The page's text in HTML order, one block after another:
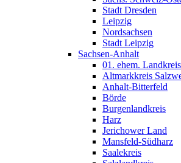
Stadt Dresden
Leipzig
Nordsachsen
Stadt Leipzig
Sachsen-Anhalt
01. ehem.
Altmarkkreis
Anhalt-Bitterfeld
Börde
Burgenlandkreis
Harz
Jerichower Land
Mansfeld-Südharz
Saalekreis